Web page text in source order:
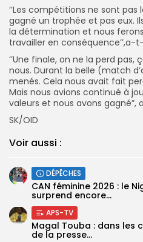
‘’Les compétitions ne sont
gagné un trophée et pas eux.
la détermination et nous
travailler en conséquence’’,a-
‘’Une finale, on ne la perd
nous. Durant la belle (match
menés. Cela nous avait fait
Mais nous avions continué à
valeurs et nous avons gagné”,
SK/OID
Voir aussi :
DÉPÊCHES
‎CAN féminine 2026 : le
surprend encore...
APS-TV
Magal Touba : dans les
de la presse...